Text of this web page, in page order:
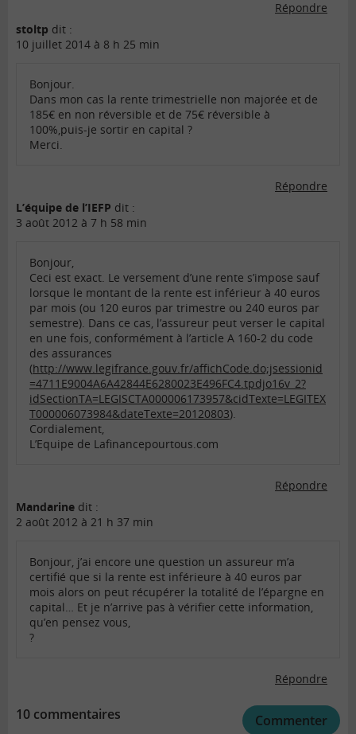
Répondre
stoltp dit :
10 juillet 2014 à 8 h 25 min
Bonjour.
Dans mon cas la rente trimestrielle non majorée et de
185€ en non réversible et de 75€ réversible à
100%,puis-je sortir en capital ?
Merci.
Répondre
L’équipe de l’IEFP dit :
3 août 2012 à 7 h 58 min
Bonjour,
Ceci est exact. Le versement d’une rente s’impose sauf
lorsque le montant de la rente est inférieur à 40 euros
par mois (ou 120 euros par trimestre ou 240 euros par
semestre). Dans ce cas, l’assureur peut verser le capital
en une fois, conformément à l’article A 160-2 du code
des assurances
(http://www.legifrance.gouv.fr/affichCode.do;jsessionid
=4711E9004A6A42844E6280023E496FC4.tpdjo16v_2?
idSectionTA=LEGISCTA000006173957&cidTexte=LEGITEX
T000006073984&dateTexte=20120803).
Cordialement,
L’Equipe de Lafinancepourtous.com
Répondre
Mandarine dit :
2 août 2012 à 21 h 37 min
Bonjour, j’ai encore une question un assureur m’a
certifié que si la rente est inférieure à 40 euros par
mois alors on peut récupérer la totalité de l’épargne en
capital… Et je n’arrive pas à vérifier cette information,
qu’en pensez vous,
?
Répondre
10 commentaires Commenter